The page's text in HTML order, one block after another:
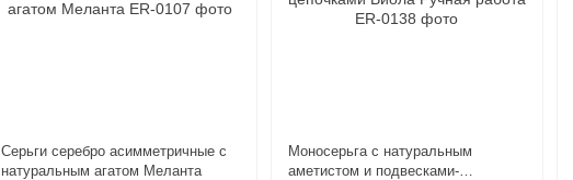
Серьги серебро асимметричные с
натуральным агатом Меланта
Моносерьга с натуральным
аметистом и подвесками-